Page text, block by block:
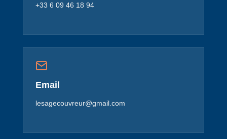
+33 6 09 46 18 94
Email
lesagecouvreur@gmail.com